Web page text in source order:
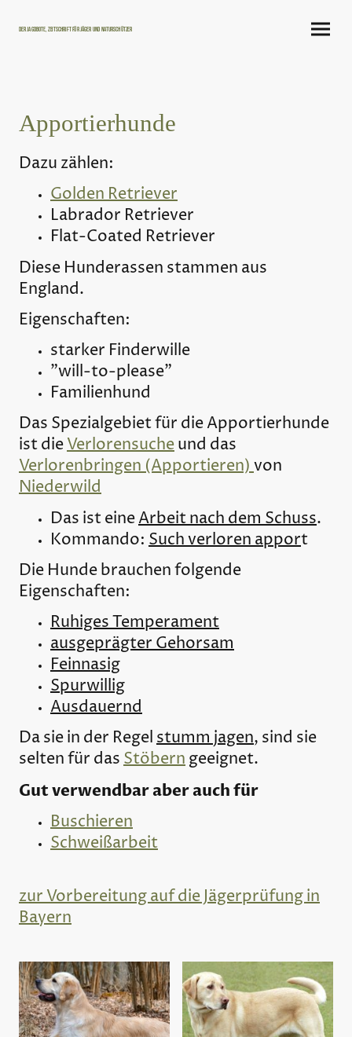
Der Jagdbote, Zeitschrift für Jäger und Naturschützer
Apportierhunde
Dazu zählen:
Golden Retriever
Labrador Retriever
Flat-Coated Retriever
Diese Hunderassen stammen aus
England.
Eigenschaften:
starker Finderwille
"will-to-please"
Familienhund
Das Spezialgebiet für die Apportierhunde
ist dieVerlorensucheund das
Verlorenbringen (Apportieren)von
Niederwild
Das ist eineArbeit nach dem Schuss.
Kommando: Such verloren apport
Die Hunde brauchen folgende
Eigenschaften:
Ruhiges Temperament
ausgeprägter Gehorsam
Feinnasig
Spurwillig
Ausdauernd
Da sie in der Regelstumm jagen, sind sie
selten für dasStöberngeeignet.
Gut verwendbar aber auch für
Buschieren
Schweißarbeit
zur Vorbereitung auf die Jägerprüfung in
Bayern